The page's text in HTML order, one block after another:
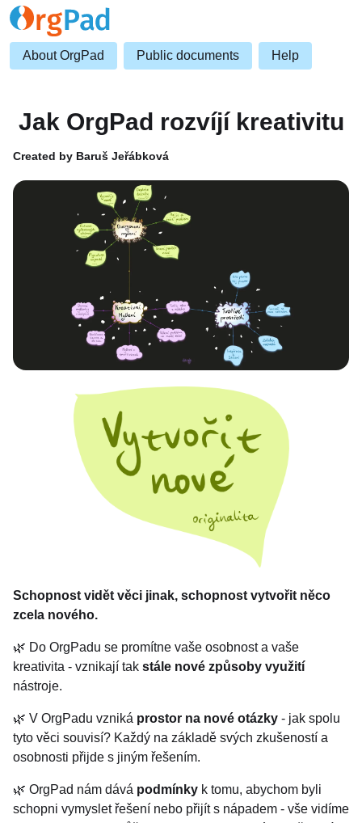
About OrgPad Public documents Help
Jak OrgPad rozvíjí kreativitu
Created by Baruš Jeřábková
Schopnost vidět věci jinak, schopnost vytvořit něco
zcela nového.
🌿 Do OrgPadu se promítne vaše osobnost a vaše
kreativita - vznikají tak stále nové způsoby využití
nástroje.
🌿 V OrgPadu vzniká prostor na nové otázky - jak spolu
tyto věci souvisí? Každý na základě svých zkušeností a
osobnosti přijde s jiným řešením.
🌿 OrgPad nám dává podmínky k tomu, abychom byli
schopni vymyslet řešení nebo přijít s nápadem - vše vidíme